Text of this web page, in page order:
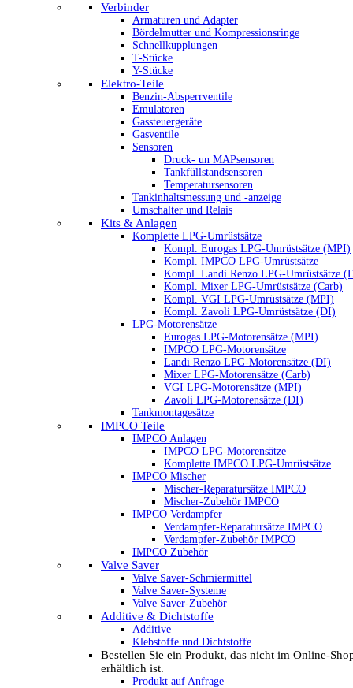
Verbinder
Armaturen und Adapter
Bördelmutter und Kompressionsringe
Schnellkupplungen
T-Stücke
Y-Stücke
Elektro-Teile
Benzin-Absperrventile
Emulatoren
Gassteuergeräte
Gasventile
Sensoren
Druck- un MAPsensoren
Tankfüllstandsensoren
Temperatursensoren
Tankinhaltsmessung und -anzeige
Umschalter und Relais
Kits & Anlagen
Komplette LPG-Umrüstsätze
Kompl. Eurogas LPG-Umrüstsätze (MPI)
Kompl. IMPCO LPG-Umrüstsätze
Kompl. Landi Renzo LPG-Umrüstsätze
Kompl. Mixer LPG-Umrüstsätze (Carb)
Kompl. VGI LPG-Umrüstsätze (MPI)
Kompl. Zavoli LPG-Umrüstsätze (DI)
LPG-Motorensätze
Eurogas LPG-Motorensätze (MPI)
IMPCO LPG-Motorensätze
Landi Renzo LPG-Motorensätze (DI)
Mixer LPG-Motorensätze (Carb)
VGI LPG-Motorensätze (MPI)
Zavoli LPG-Motorensätze (DI)
Tankmontagesätze
IMPCO Teile
IMPCO Anlagen
IMPCO LPG-Motorensätze
Komplette IMPCO LPG-Umrüstsätze
IMPCO Mischer
Mischer-Reparatursätze IMPCO
Mischer-Zubehör IMPCO
IMPCO Verdampfer
Verdampfer-Reparatursätze IMPCO
Verdampfer-Zubehör IMPCO
IMPCO Zubehör
Valve Saver
Valve Saver-Schmiermittel
Valve Saver-Systeme
Valve Saver-Zubehör
Additive & Dichtstoffe
Additive
Klebstoffe und Dichtstoffe
Bestellen Sie ein Produkt, das nicht im Online-
erhältlich ist.
Produkt auf Anfrage